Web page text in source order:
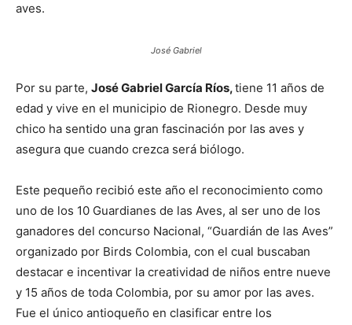
aves.
José Gabriel
Por su parte, José Gabriel García Ríos,tiene 11 años de
edad y vive en el municipio de Rionegro. Desde muy
chico ha sentido una gran fascinación por las aves y
asegura que cuando crezca será biólogo.
Este pequeño recibió este año el reconocimiento como
uno de los 10 Guardianes de las Aves, al ser uno de los
ganadores del concurso Nacional, “Guardián de las Aves”
organizado por Birds Colombia, con el cual buscaban
destacar e incentivar la creatividad de niños entre nueve
y 15 años de toda Colombia, por su amor por las aves.
Fue el único antioqueño en clasificar entre los